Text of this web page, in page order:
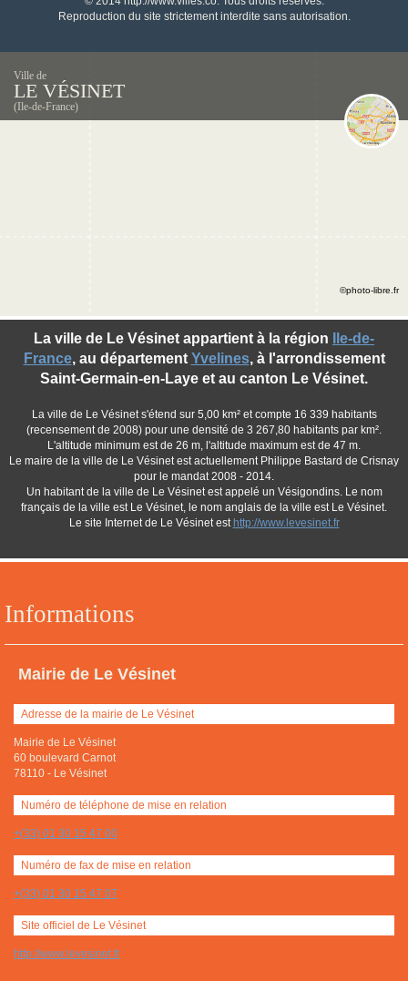
Reproduction du site strictement interdite sans autorisation.
Ville de
LE VÉSINET
(Ile-de-France)
Informations
Mairie de Le Vésinet
Adresse de la mairie de Le Vésinet
Mairie de Le Vésinet
60 boulevard Carnot
78110 - Le Vésinet
Numéro de téléphone de mise en relation
+(33) 01 30 15 47 00
Numéro de fax de mise en relation
+(33) 01 30 15 47 07
Site officiel de Le Vésinet
http://www.levesinet.fr
La ville de Le Vésinet appartient à la région
Ile-de-
France, au département Yvelines, à l'arrondissement
Saint-Germain-en-Laye et au canton Le Vésinet.
La ville de Le Vésinet s'étend sur 5,00 km² et compte 16 339 habitants
(recensement de 2008) pour une densité de 3 267,80 habitants par km².
L'altitude minimum est de 26 m, l'altitude maximum est de 47 m.
Le maire de la ville de Le Vésinet est actuellement Philippe Bastard de Crisnay
pour le mandat 2008 - 2014.
Un habitant de la ville de Le Vésinet est appelé un Vésigondins. Le nom
français de la ville est Le Vésinet, le nom anglais de la ville est Le Vésinet.
Le site Internet de Le Vésinet est http://www.levesinet.fr
©photo-libre.fr